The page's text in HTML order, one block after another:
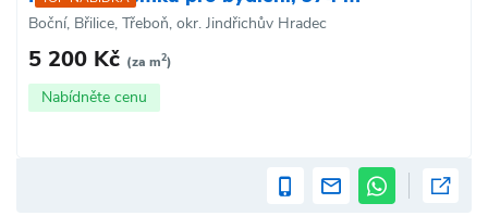
Boční, Břilice, Třeboň, okr. Jindřichův Hradec
5 200 Kč (za m2)
Nabídněte cenu